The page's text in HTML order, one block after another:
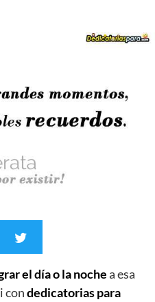
el día o la nochea esa
condedicatorias para